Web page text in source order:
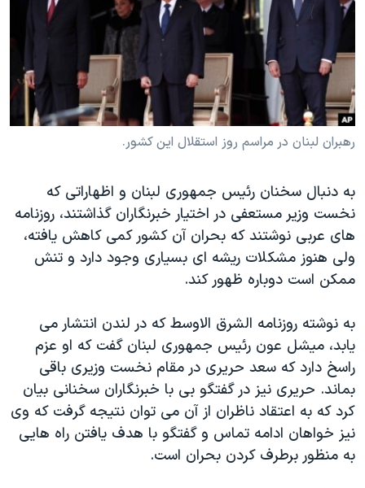
فرهنگ و زندگی
حقوق شهروندی
اقتصادی
علم و فناوری
آرشیو پخش زنده
مستندها
انتخابات ریاست جمهوری آمریکا ۲۰۲۴
حمله جمهوری اسلامی به اسرائیل
رمز مهسا
مجموعه مستندهای دادخواهی
تریبونال مردمی آبان ۹۸
دادگاه حمید نوری
چهل سال گروگان‌گیری
اعتراضات مردمی آبان ۹۸
اسرائیل در جنگ
نرگس محمدی برنده جایزه نوبل صلح
همایش محافظه‌کاران آمریکا «سی‌پک»
صفحه‌های ویژه
دنبال کنید
زبانهای مختلف
رهبران لبنان در مراسم روز استقلال این کشور.
به دنبال سخنان رئیس جمهوری لبنان و اظهاراتی که
نخست وزیر مستعفی در اختیار خبرنگاران گذاشتند، روزنامه
های عربی نوشتند که بحران آن کشور کمی کاهش یافته،
ولی هنوز مشکلات ریشه ای بسیاری وجود دارد و تنش
ممکن است دوباره ظهور کند.
به نوشته روزنامه الشرق الاوسط که در لندن انتشار می
یابد، میشل عون رئیس جمهوری لبنان گفت که او عزم
راسخ دارد که سعد حریری در مقام نخست وزیری باقی
بماند. حریری نیز در گفتگو بى با خبرنگاران سخنانی بیان
كرد که به اعتقاد ناظران از آن می توان نتیجه گرفت که وی
نیز خواهان ادامه تماس و گفتگو با هدف یافتن راه هایی
به منظور برطرف کردن بحران است.